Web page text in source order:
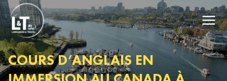
COURS D’ANGLAIS EN